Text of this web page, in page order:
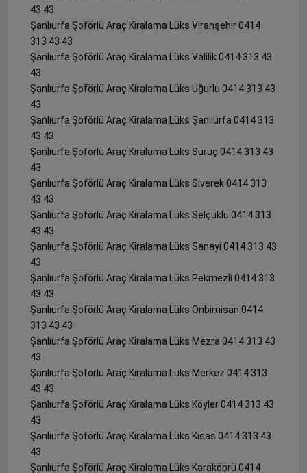
43 43
Şanlıurfa Şoförlü Araç Kiralama Lüks Viranşehir 0414
313 43 43
Şanlıurfa Şoförlü Araç Kiralama Lüks Valilik 0414 313 43
43
Şanlıurfa Şoförlü Araç Kiralama Lüks Uğurlu 0414 313 43
43
Şanlıurfa Şoförlü Araç Kiralama Lüks Şanlıurfa 0414 313
43 43
Şanlıurfa Şoförlü Araç Kiralama Lüks Suruç 0414 313 43
43
Şanlıurfa Şoförlü Araç Kiralama Lüks Siverek 0414 313
43 43
Şanlıurfa Şoförlü Araç Kiralama Lüks Selçuklu 0414 313
43 43
Şanlıurfa Şoförlü Araç Kiralama Lüks Sanayi 0414 313 43
43
Şanlıurfa Şoförlü Araç Kiralama Lüks Pekmezli 0414 313
43 43
Şanlıurfa Şoförlü Araç Kiralama Lüks Onbirnisan 0414
313 43 43
Şanlıurfa Şoförlü Araç Kiralama Lüks Mezra 0414 313 43
43
Şanlıurfa Şoförlü Araç Kiralama Lüks Merkez 0414 313
43 43
Şanlıurfa Şoförlü Araç Kiralama Lüks Köyler 0414 313 43
43
Şanlıurfa Şoförlü Araç Kiralama Lüks Kısas 0414 313 43
43
Şanlıurfa Şoförlü Araç Kiralama Lüks Karaköprü 0414